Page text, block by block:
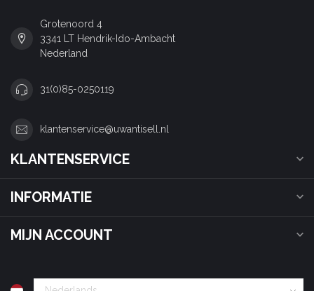
Grotenoord 4
3341 LT Hendrik-Ido-Ambacht
Nederland
31(0)85-0250119
klantenservice@uwantisell.nl
KLANTENSERVICE
INFORMATIE
MIJN ACCOUNT